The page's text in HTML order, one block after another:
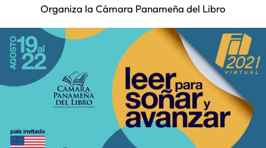
Organiza la Cámara Panameña del Libro